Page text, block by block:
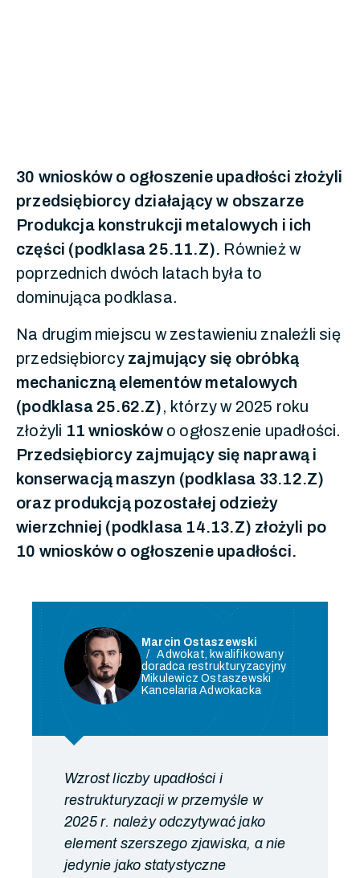
30 wniosków o ogłoszenie upadłości złożyli
przedsiębiorcy działający w obszarze
Produkcja konstrukcji metalowych i ich
części (podklasa 25.11.Z). Również w
poprzednich dwóch latach była to
dominująca podklasa.
Na drugim miejscu w zestawieniu znaleźli się
przedsiębiorcy zajmujący się obróbką
mechaniczną elementów metalowych
(podklasa 25.62.Z), którzy w 2025 roku
złożyli 11 wnioskówo ogłoszenie upadłości.
Przedsiębiorcy zajmujący się naprawą i
konserwacją maszyn (podklasa 33.12.Z)
oraz produkcją pozostałej odzieży
wierzchniej (podklasa 14.13.Z) złożyli po
10 wniosków o ogłoszenie upadłości.
Marcin Ostaszewski
Adwokat, kwalifikowany
doradca restrukturyzacyjny
Mikulewicz Ostaszewski
Kancelaria Adwokacka
Wzrost liczby upadłości i
restrukturyzacji w przemyśle w
2025 r. należy odczytywać jako
element szerszego zjawiska, a nie
jedynie jako statystyczne